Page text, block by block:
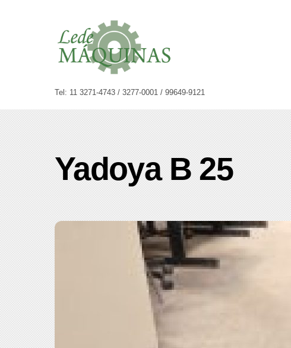
Tel: 11 3271-4743 / 3277-0001 / 99649-9121
Yadoya B 25